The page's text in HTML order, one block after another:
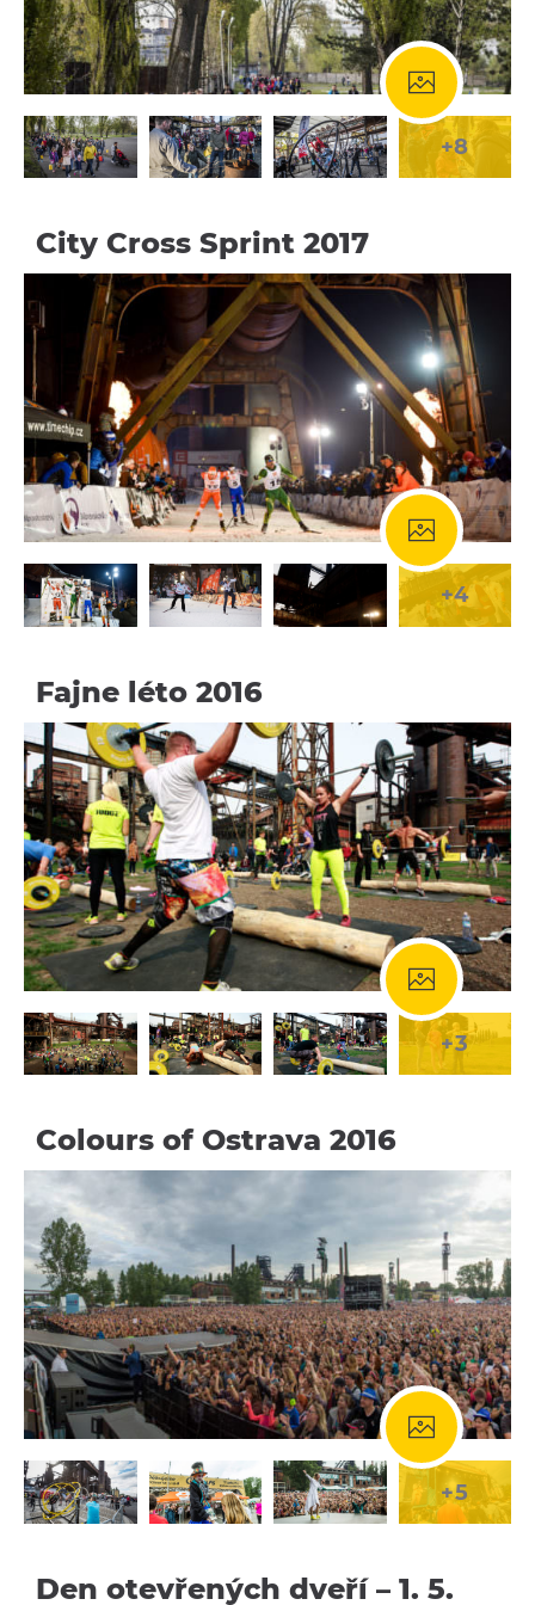
E-bikes Sharing
+8
City Cross Sprint 2017
+4
Fajne léto 2016
+3
Colours of Ostrava 2016
+5
Den otevřených dveří – 1. 5.